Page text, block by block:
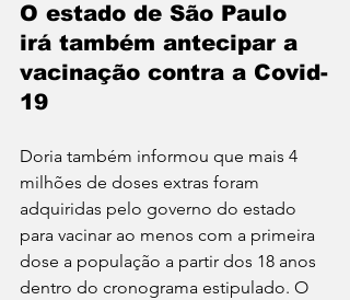
O estado de São Paulo
irá também antecipar a
vacinação contra a Covid-
19
Doria também informou que mais 4
milhões de doses extras foram
adquiridas pelo governo do estado
para vacinar ao menos com a primeira
dose a população a partir dos 18 anos
dentro do cronograma estipulado. O